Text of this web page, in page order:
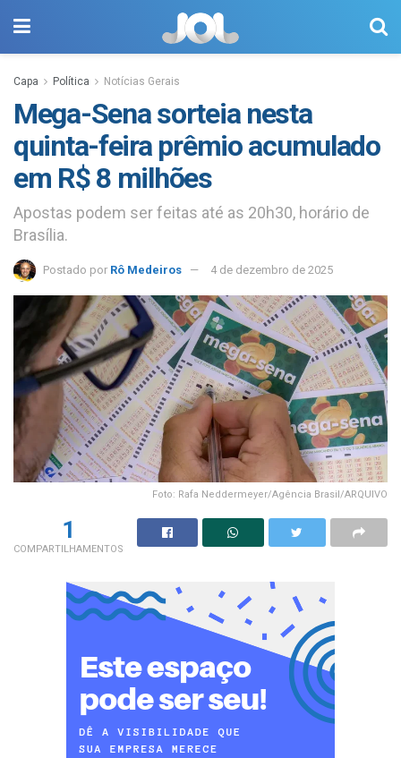
Capa Política Notícias Gerais
Mega-Sena sorteia nesta
quinta-feira prêmio acumulado
em R$ 8 milhões
Apostas podem ser feitas até as 20h30, horário de
Brasília.
Postado por Rô Medeiros 4 de dezembro de 2025
Foto: Rafa Neddermeyer/Agência Brasil/ARQUIVO
1
COMPARTILHAMENTOS